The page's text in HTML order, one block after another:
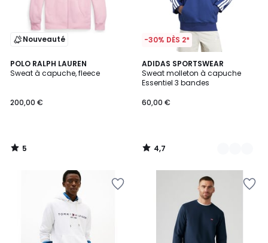
Nouveauté
POLO RALPH LAUREN
Sweat à capuche, fleece
200,00 €
5
/
5
/
-30% DÈS 2*
ADIDAS SPORTSWEAR
Sweat molleton à capuche
Essentiel 3 bandes
60,00 €
4,7
/ 5
3
Couleurs
4,7
/